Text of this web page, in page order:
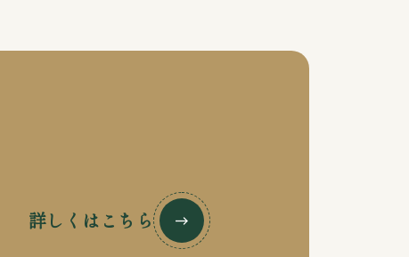
詳しくはこちら